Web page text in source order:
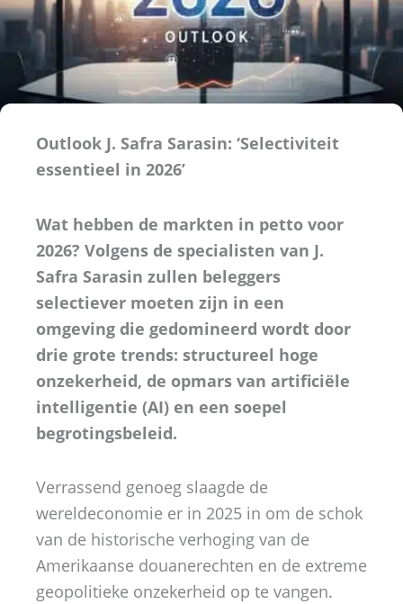
Outlook J. Safra Sarasin: ‘Selectiviteit
essentieel in 2026’
Wat hebben de markten in petto voor
2026? Volgens de specialisten van J.
Safra Sarasin zullen beleggers
selectiever moeten zijn in een
omgeving die gedomineerd wordt door
drie grote trends: structureel hoge
onzekerheid, de opmars van artificiële
intelligentie (AI) en een soepel
begrotingsbeleid.
Verrassend genoeg slaagde de
wereldeconomie er in 2025 in om de schok
van de historische verhoging van de
Amerikaanse douanerechten en de extreme
geopolitieke onzekerheid op te vangen.